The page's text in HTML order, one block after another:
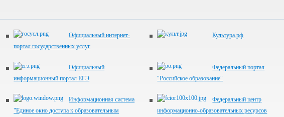
Официальный интернет-
портал государственных услуг
Культура.рф
Официальный
информационный портал ЕГЭ
Федеральный портал
"Российское образование"
Информационная система
"Единое окно доступа к образовательным
Федеральный центр
информационно-образовательных ресурсов